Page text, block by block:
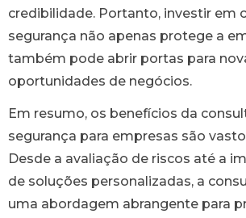
credibilidade. Portanto, investir em
segurança não apenas protege a
também pode abrir portas para
oportunidades de negócios.
Em resumo, os benefícios da
segurança para empresas são
Desde a avaliação de riscos até a
de soluções personalizadas, a
uma abordagem abrangente para